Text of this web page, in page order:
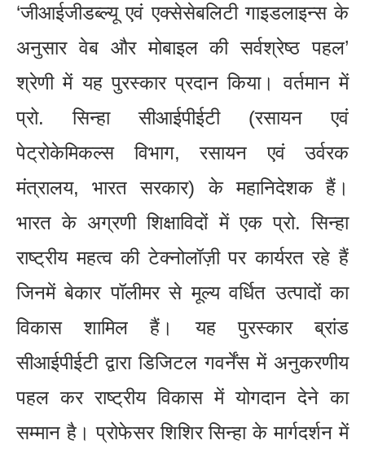
‘जीआईजीडब्ल्यू एवं एक्सेसेबलिटी गाइडलाइन्स के
अनुसार वेब और मोबाइल की सर्वश्रेष्ठ पहल’
श्रेणी में यह पुरस्कार प्रदान किया। वर्तमान में
प्रो. सिन्हा सीआईपीईटी (रसायन एवं
पेट्रोकेमिकल्स विभाग, रसायन एवं उर्वरक
मंत्रालय, भारत सरकार) के महानिदेशक हैं।
भारत के अग्रणी शिक्षाविदों में एक प्रो. सिन्हा
राष्ट्रीय महत्व की टेक्नोलॉज़ी पर कार्यरत रहे हैं
जिनमें बेकार पॉलीमर से मूल्य वर्धित उत्पादों का
विकास शामिल हैं। यह पुरस्कार ब्रांड
सीआईपीईटी द्वारा डिजिटल गवर्नेंस में अनुकरणीय
पहल कर राष्ट्रीय विकास में योगदान देने का
सम्मान है। प्रोफेसर शिशिर सिन्हा के मार्गदर्शन में